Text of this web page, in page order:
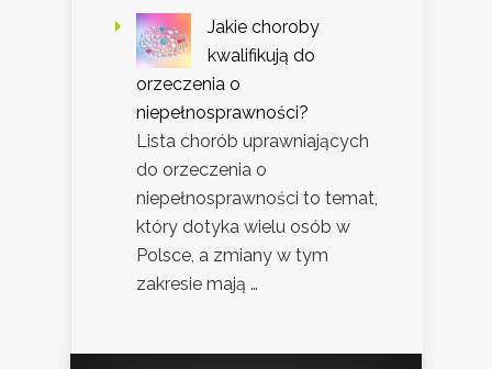
Jakie choroby
kwalifikują do
orzeczenia o
niepełnosprawności?
Lista chorób uprawniających
do orzeczenia o
niepełnosprawności to temat,
który dotyka wielu osób w
Polsce, a zmiany w tym
zakresie mają …